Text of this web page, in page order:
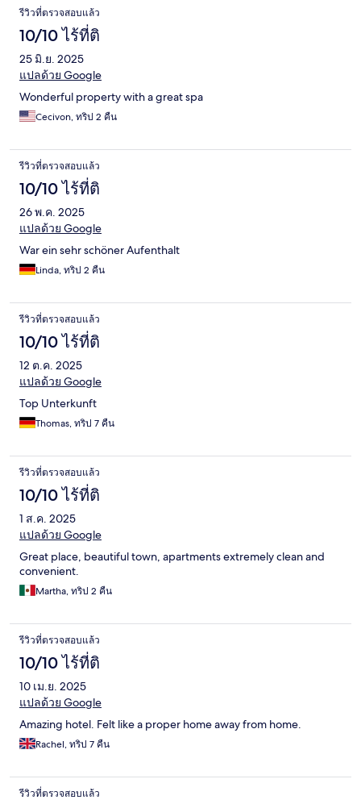
รีวิวที่ตรวจสอบแล้ว
10/10 ไร้ที่ติ
25 มิ.ย. 2025
แปลด้วย Google
Wonderful property with a great spa
Cecivon, ทริป 2 คืน
รีวิวที่ตรวจสอบแล้ว
10/10 ไร้ที่ติ
26 พ.ค. 2025
แปลด้วย Google
War ein sehr schöner Aufenthalt
Linda, ทริป 2 คืน
รีวิวที่ตรวจสอบแล้ว
10/10 ไร้ที่ติ
12 ต.ค. 2025
แปลด้วย Google
Top Unterkunft
Thomas, ทริป 7 คืน
รีวิวที่ตรวจสอบแล้ว
10/10 ไร้ที่ติ
1 ส.ค. 2025
แปลด้วย Google
Great place, beautiful town, apartments extremely clean and
convenient.
Martha, ทริป 2 คืน
รีวิวที่ตรวจสอบแล้ว
10/10 ไร้ที่ติ
10 เม.ย. 2025
แปลด้วย Google
Amazing hotel. Felt like a proper home away from home.
Rachel, ทริป 7 คืน
รีวิวที่ตรวจสอบแล้ว